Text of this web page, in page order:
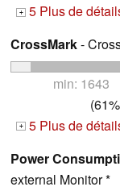
+ 5 Plus de
CrossMark-
min:
+ 5 Plus de
Power
external Monitor *